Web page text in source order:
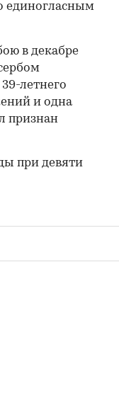
единогласным
в декабре
летнего
и одна
признан
при девяти